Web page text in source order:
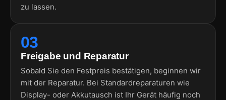
zu lassen.
03
Freigabe und Reparatur
Sobald Sie den Festpreis bestätigen, beginnen wir
mit der Reparatur. Bei Standardreparaturen wie
Display- oder Akkutausch ist Ihr Gerät häufig noch